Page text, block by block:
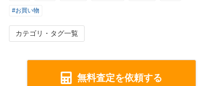
#お買い物
カテゴリ・タグ一覧
無料査定を依頼する